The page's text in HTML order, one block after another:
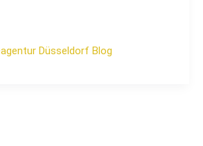
Düsseldorf Blog